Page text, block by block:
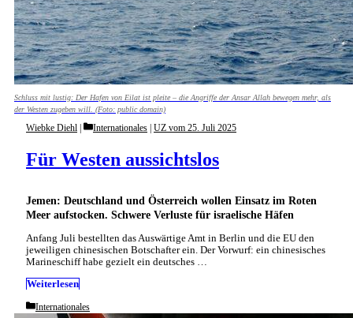
Schluss mit lustig: Der Hafen von Eilat ist pleite – die Angriffe der Ansar Allah bewegen mehr, als
der Westen zugeben will. (Foto: public domain)
Jemen: Deutschland und Österreich wollen Einsatz im Roten
Meer aufstocken. Schwere Verluste für israelische Häfen
Für Westen aussichtslos
Wiebke Diehl Categories
Internationales | UZ vom 25. Juli 2025
Anfang Juli bestellten das Auswärtige Amt in Berlin und die EU den
jeweiligen chinesischen Botschafter ein. Der Vorwurf: ein chinesisches
Marineschiff habe gezielt ein deutsches …
Weiterlesen
Categories
Internationales